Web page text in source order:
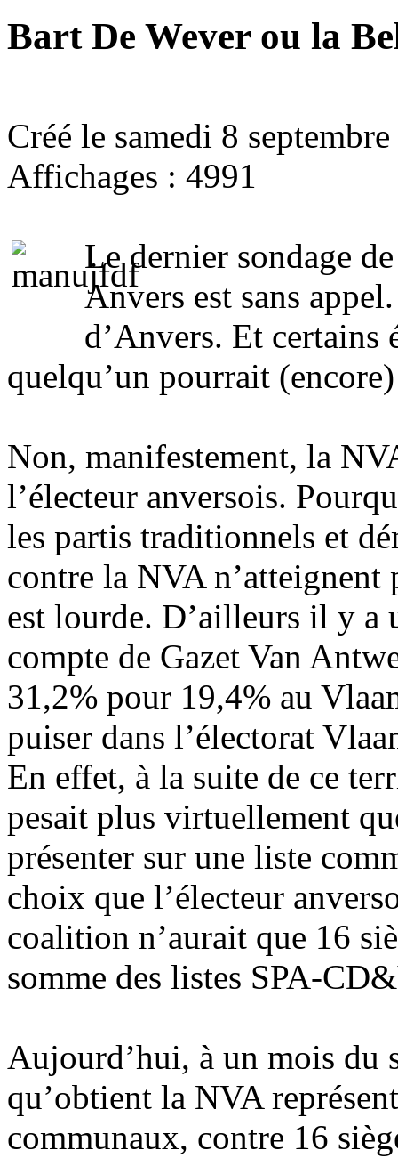
Bart De Wever ou la
Créé le samedi 8
Affichages : 4991
Le dernier sondage
Anvers est sans
d’Anvers. Et certains
quelqu’un pourrait
Non, manifestement, la
l’électeur anversois.
les partis traditionnels et
contre la NVA n’atteignent
est lourde. D’ailleurs il y a
compte de Gazet Van
31,2% pour 19,4% au
puiser dans l’électorat
En effet, à la suite de ce
pesait plus virtuellement
présenter sur une liste
choix que l’électeur
coalition n’aurait que 16
somme des listes SPA-
Aujourd’hui, à un mois du
qu’obtient la NVA
communaux, contre 16